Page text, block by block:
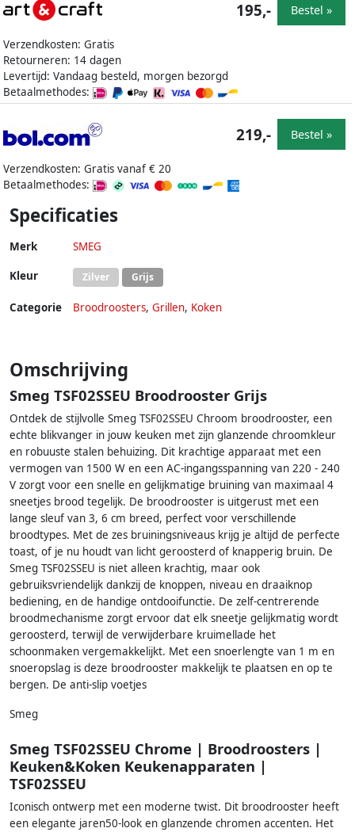
Verzendkosten: Gratis
Retourneren: 14 dagen
Levertijd: Vandaag besteld, morgen bezorgd
Betaalmethodes:
195,- Bestel »
Verzendkosten: Gratis vanaf € 20
Betaalmethodes:
219,- Bestel »
Specificaties
Merk SMEG
Kleur Zilver Grijs
Categorie Broodroosters, Grillen, Koken
Omschrijving
Smeg TSF02SSEU Broodrooster Grijs
Ontdek de stijlvolle Smeg TSF02SSEU Chroom broodrooster, een
echte blikvanger in jouw keuken met zijn glanzende chroomkleur
en robuuste stalen behuizing. Dit krachtige apparaat met een
vermogen van 1500 W en een AC-ingangsspanning van 220 - 240
V zorgt voor een snelle en gelijkmatige bruining van maximaal 4
sneetjes brood tegelijk. De broodrooster is uitgerust met een
lange sleuf van 3, 6 cm breed, perfect voor verschillende
broodtypes. Met de zes bruiningsniveaus krijg je altijd de perfecte
toast, of je nu houdt van licht geroosterd of knapperig bruin. De
Smeg TSF02SSEU is niet alleen krachtig, maar ook
gebruiksvriendelijk dankzij de knoppen, niveau en draaiknop
bediening, en de handige ontdooifunctie. De zelf-centrerende
broodmechanisme zorgt ervoor dat elk sneetje gelijkmatig wordt
geroosterd, terwijl de verwijderbare kruimellade het
schoonmaken vergemakkelijkt. Met een snoerlengte van 1 m en
snoeropslag is deze broodrooster makkelijk te plaatsen en op te
bergen. De anti-slip voetjes
Smeg
Smeg TSF02SSEU Chrome | Broodroosters |
Keuken&Koken Keukenapparaten |
TSF02SSEU
Iconisch ontwerp met een moderne twist. Dit broodrooster heeft
een elegante jaren50-look en glanzende chromen accenten. Het